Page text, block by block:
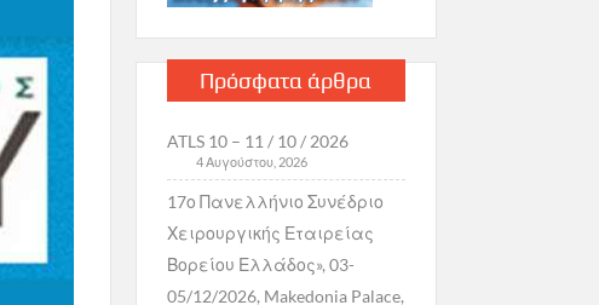
Πρόσφατα άρθρα
ATLS 10 – 11 / 10 / 2026
4 Αυγούστου, 2026
17ο Πανελλήνιο Συνέδριο
Χειρουργικής Εταιρείας
Βορείου Ελλάδος», 03-
05/12/2026, Makedonia Palace,